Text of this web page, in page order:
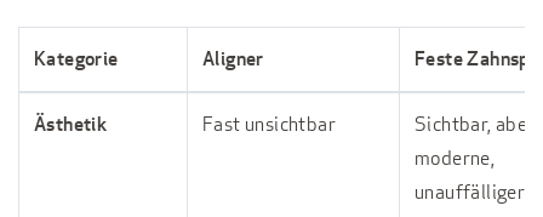
Kategorie Aligner Feste
Ästhetik Fast unsichtbar
Sichtbar, aber
moderne,
unauffälligere